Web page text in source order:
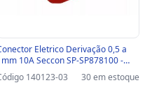
Eletrico Derivação 0,5 a
10A Seccon SP-SP878100 -
SINOP-03 - SP-SP878100
140123-03 30 em estoque